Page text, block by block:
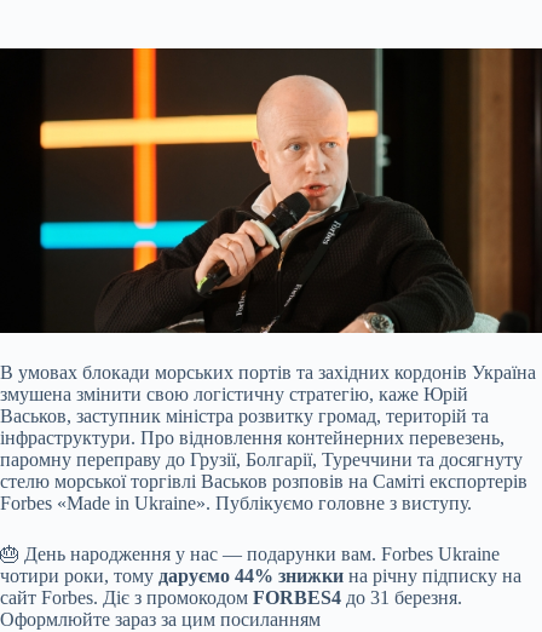
В умовах блокади морських портів та західних кордонів Україна
змушена змінити свою логістичну стратегію, каже Юрій
Васьков, заступник міністра розвитку громад, територій та
інфраструктури. Про відновлення контейнерних перевезень,
паромну переправу до Грузії, Болгарії, Туреччини та досягнуту
стелю морської торгівлі Васьков розповів на Саміті експортерів
Forbes «Made in Ukraine». Публікуємо головне з виступу.
🎂 День народження у нас — подарунки вам. Forbes Ukraine
чотири роки, тому даруємо 44% знижки на річну підписку на
сайт Forbes. Діє з промокодом FORBES4 до 31 березня.
Оформлюйте зараз за цим посиланням